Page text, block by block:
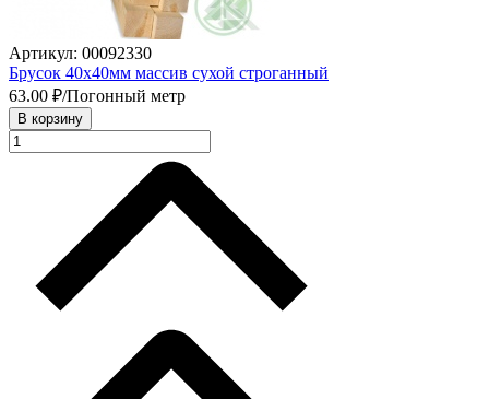
Артикул: 00092330
Брусок 40х40мм массив сухой строганный
63.00 ₽/Погонный метр
В корзину